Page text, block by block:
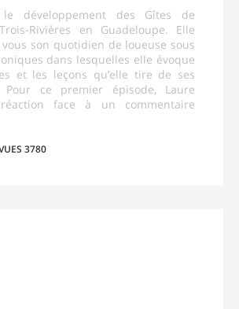
développement des Gîtes de
Rivières en Guadeloupe. Elle
vous son quotidien de loueuse sous
dans lesquelles elle évoque
et les leçons qu’elle tire de ses
Pour ce premier épisode, Laure
face à un commentaire
3780